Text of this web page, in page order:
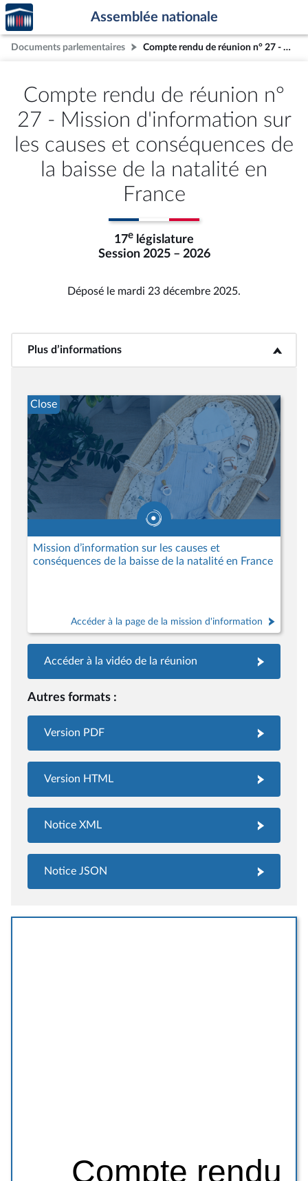
Aller au contenu
Aller en bas de la page
Accèder
à la
page
d'accueil
Assemblée nationale
Documents parlementaires Compte rendu de réunion n° 27 - Mission d'information sur les causes et conséquences de la baisse de la natalité en France
Compte rendu de réunion n°
27 - Mission d'information sur
les causes et conséquences de
la baisse de la natalité en
France
17e législature
Session 2025 – 2026
Déposé le mardi 23 décembre 2025.
Plus d’informations<b>Plus d’informations</b>
Mission d’information sur les causes et
conséquences de la baisse de la natalité en France
Accéder à la page de la mission d'information
Close
Accéder à la vidéo de la réunion
Autres formats :
Version PDF
Version HTML
Notice XML
Notice JSON